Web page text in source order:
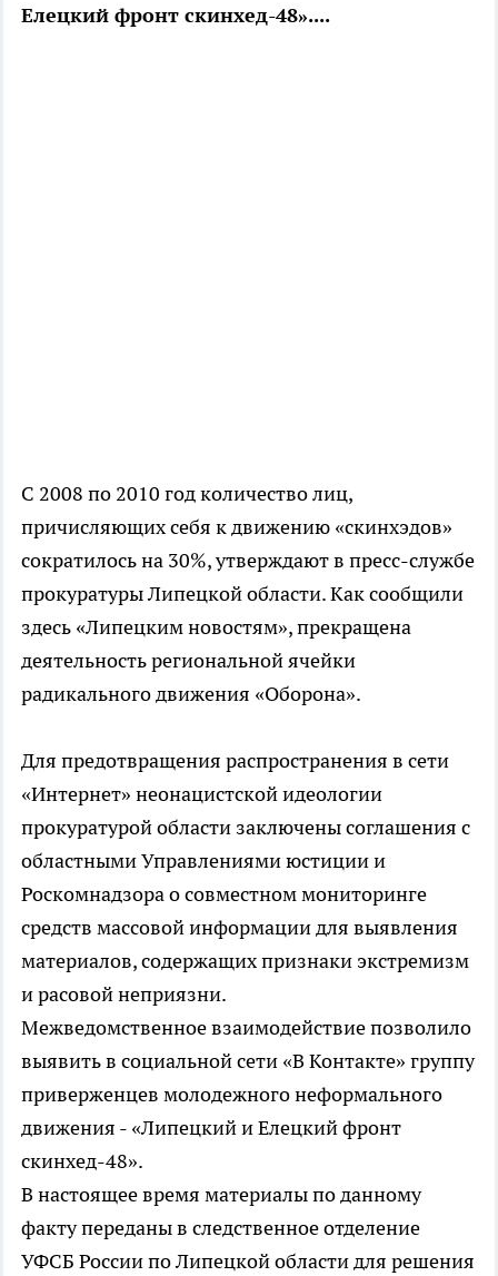
Елецкий фронт скинхед-48»....
С 2008 по 2010 год количество лиц,
причисляющих себя к движению «скинхэдов»
сократилось на 30%, утверждают в пресс-службе
прокуратуры Липецкой области. Как сообщили
здесь «Липецким новостям», прекращена
деятельность региональной ячейки
радикального движения «Оборона».
Для предотвращения распространения в сети
«Интернет» неонацистской идеологии
прокуратурой области заключены соглашения с
областными Управлениями юстиции и
Роскомнадзора о совместном мониторинге
средств массовой информации для выявления
материалов, содержащих признаки экстремизм
и расовой неприязни.
Межведомственное взаимодействие позволило
выявить в социальной сети «В Контакте» группу
приверженцев молодежного неформального
движения - «Липецкий и Елецкий фронт
скинхед-48».
В настоящее время материалы по данному
факту переданы в следственное отделение
УФСБ России по Липецкой области для решения